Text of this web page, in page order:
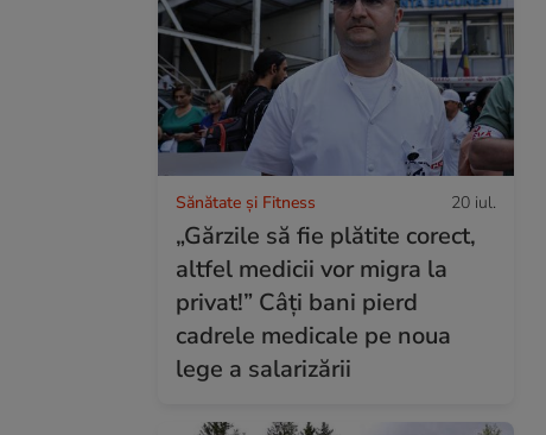
Sănătate și Fitness 20 iul.
„Gărzile să fie plătite corect,
altfel medicii vor migra la
privat!” Câți bani pierd
cadrele medicale pe noua
lege a salarizării